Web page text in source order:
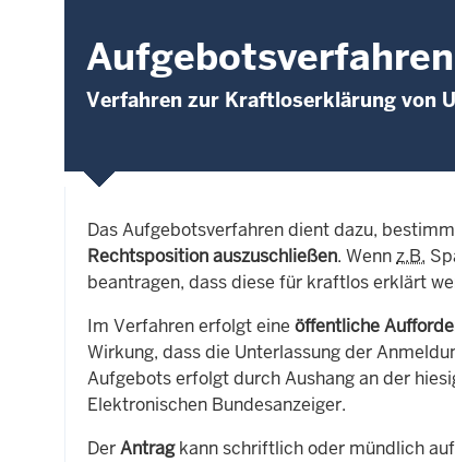
Aufgebotsverfahren
Verfahren zur Kraftloserklärung von
Das Aufgebotsverfahren dient dazu,
Rechtsposition auszuschließen. Wennz.B.
beantragen, dass diese für kraftlos erklärt
Im Verfahren erfolgt eine öffentliche
Wirkung, dass die Unterlassung der
Aufgebots erfolgt durch Aushang an der
Elektronischen Bundesanzeiger.
DerAntragkann schriftlich oder mündlich